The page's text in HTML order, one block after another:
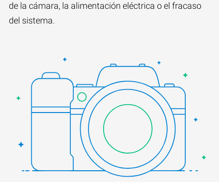
de la cámara, la alimentación eléctrica o el fracaso
del sistema.